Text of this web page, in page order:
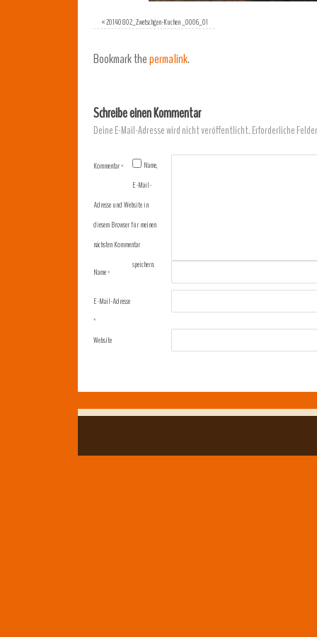
«20140802_Zwetschgen-Kuchen _0006_01
Bookmark thepermalink.
Schreibe einen Kommentar
Deine E-Mail-Adresse wird nicht veröffentlicht.Erforderliche
Kommentar*
Name*
E-Mail-Adresse
*
Website
Name,
E-Mail-
Adresse und Website in
diesem Browser für meinen
nächsten Kommentar
speichern.